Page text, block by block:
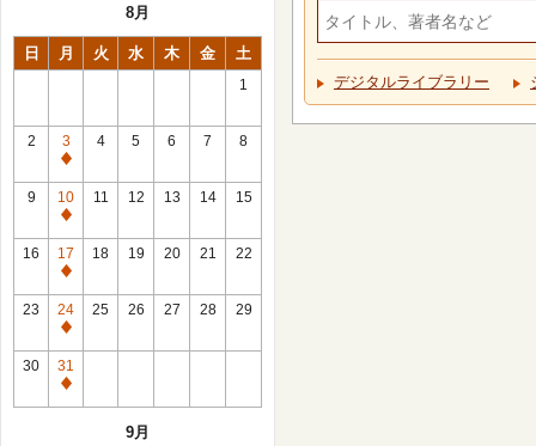
8月
日 月 火 水 木 金 土
1
2
3
休
館
日
4 5 6 7 8
9
10
休
館
日
11 12 13 14 15
16
17
休
館
日
18 19 20 21 22
23
24
休
館
日
25 26 27 28 29
30
31
休
9月
デジタルライブラリー